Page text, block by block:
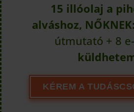
15 illóolaj a
alváshoz, NŐKNEK:
útmutató + 8
KÉREM A